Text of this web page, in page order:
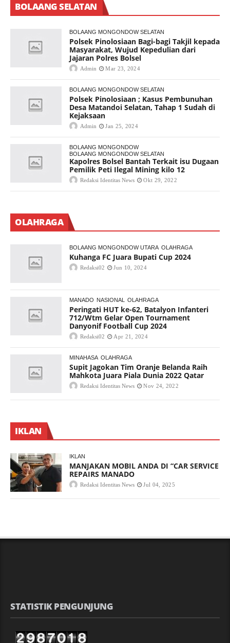
BOLAANG SELATAN
BOLAANG MONGONDOW SELATAN
Polsek Pinolosiaan Bagi-bagi Takjil kepada
Masyarakat, Wujud Kepedulian dari
Jajaran Polres Bolsel
Admin Mar 23, 2024
BOLAANG MONGONDOW SELATAN
Polsek Pinolosiaan ; Kasus Pembunuhan
Desa Matandoi Selatan, Tahap 1 Sudah di
Kejaksaan
Admin Jan 25, 2024
BOLAANG MONGONDOW
BOLAANG MONGONDOW SELATAN
Kapolres Bolsel Bantah Terkait isu Dugaan
Pemilik Peti Ilegal Mining kilo 12
Redaksi Identitas News Okt 29, 2022
OLAHRAGA
BOLAANG MONGONDOW UTARA OLAHRAGA
Kuhanga FC Juara Bupati Cup 2024
Redaksi02 Jun 10, 2024
MANADO NASIONAL OLAHRAGA
Peringati HUT ke-62, Batalyon Infanteri
712/Wtm Gelar Open Tournament
Danyonif Football Cup 2024
Redaksi02 Apr 21, 2024
MINAHASA OLAHRAGA
Supit Jagokan Tim Oranje Belanda Raih
Mahkota Juara Piala Dunia 2022 Qatar
Redaksi Identitas News Nov 24, 2022
IKLAN
IKLAN
MANJAKAN MOBIL ANDA DI “CAR SERVICE
REPAIRS MANADO
Redaksi Identitas News Jul 04, 2025
STATISTIK PENGUNJUNG